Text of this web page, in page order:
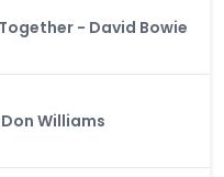
- David Bowie
Williams